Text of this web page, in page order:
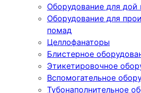
Оборудование для дой
Оборудование для
помад
Целлофанаторы
Блистерное
Этикетировочное
Вспомогательное
Тубонаполнительное